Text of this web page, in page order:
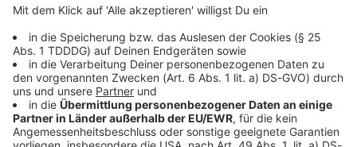
© dpa-infocom, dpa:251217-930-436078/1
DAS KÖNNTE DICH AUCH INTERESSIEREN
Bayern